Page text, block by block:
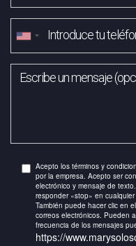
Acepto los términos y
por la empresa. Acepto ser
electrónico y mensaje de
responder «stop» en
También puede hacer clic en
correos electrónicos. Pueden
frecuencia de los mensajes
https://